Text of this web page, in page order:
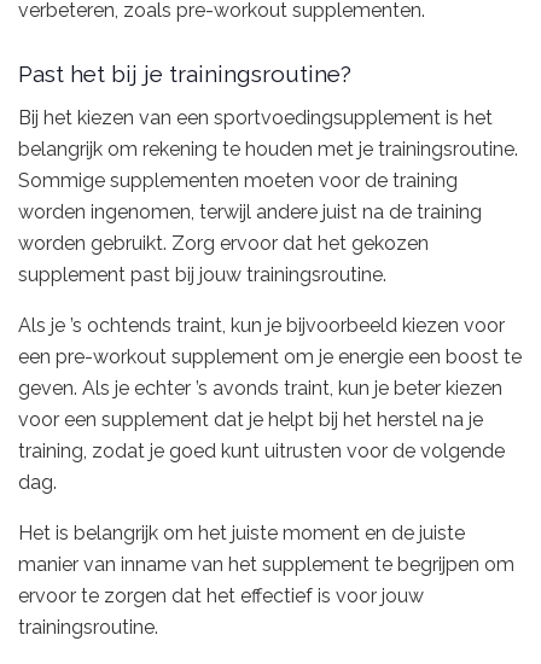
verbeteren, zoals pre-workout supplementen.
Past het bij je trainingsroutine?
Bij het kiezen van een sportvoedingsupplement is het
belangrijk om rekening te houden met je trainingsroutine.
Sommige supplementen moeten voor de training
worden ingenomen, terwijl andere juist na de training
worden gebruikt. Zorg ervoor dat het gekozen
supplement past bij jouw trainingsroutine.
Als je ’s ochtends traint, kun je bijvoorbeeld kiezen voor
een pre-workout supplement om je energie een boost te
geven. Als je echter ’s avonds traint, kun je beter kiezen
voor een supplement dat je helpt bij het herstel na je
training, zodat je goed kunt uitrusten voor de volgende
dag.
Het is belangrijk om het juiste moment en de juiste
manier van inname van het supplement te begrijpen om
ervoor te zorgen dat het effectief is voor jouw
trainingsroutine.